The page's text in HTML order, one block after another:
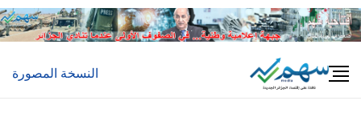
Skip
to
النسخة المصورة